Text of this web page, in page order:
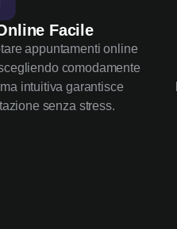
Facile
appuntamenti online
comodamente
intuitiva garantisce
senza stress.